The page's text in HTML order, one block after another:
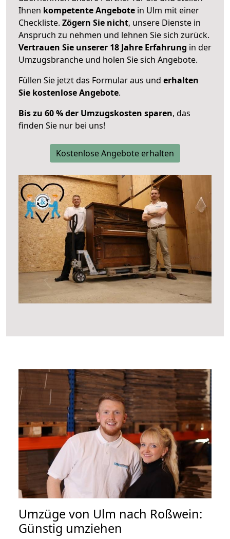
Ihnen kompetente Angebote in Ulm mit einer
Checkliste. Zögern Sie nicht, unsere Dienste in
Anspruch zu nehmen und lehnen Sie sich zurück.
Vertrauen Sie unserer 18 Jahre Erfahrung in der
Umzugsbranche und holen Sie sich Angebote.
Füllen Sie jetzt das Formular aus und erhalten
Sie kostenlose Angebote.
Bis zu 60 % der Umzugskosten sparen, das
finden Sie nur bei uns!
Kostenlose Angebote erhalten
Umzüge von Ulm nach Roßwein:
Günstig umziehen